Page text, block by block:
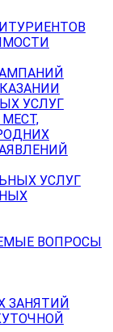
УСЛУГ
УСЛУГ
ВОПРОСЫ
ЗАНЯТИЙ